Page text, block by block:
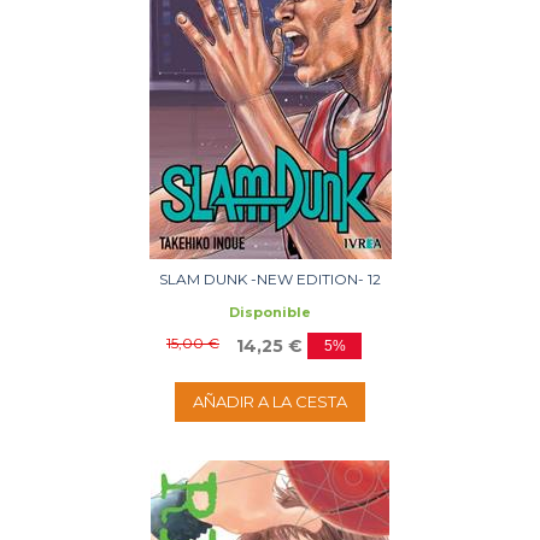
SLAM DUNK -NEW EDITION- 12
Disponible
15,00 € 14,25 € 5%
AÑADIR A LA CESTA